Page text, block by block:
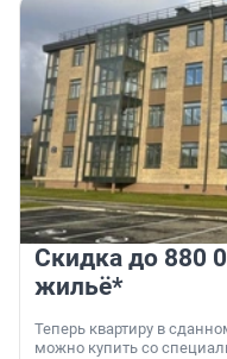
Скидка до 880
жильё*
Теперь квартиру в
можно купить со